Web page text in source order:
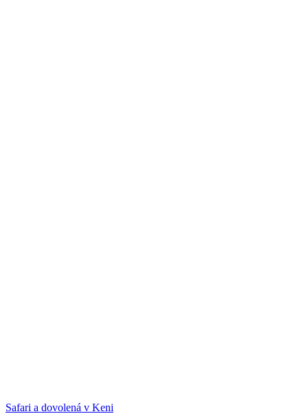
Safari a dovolená v Keni